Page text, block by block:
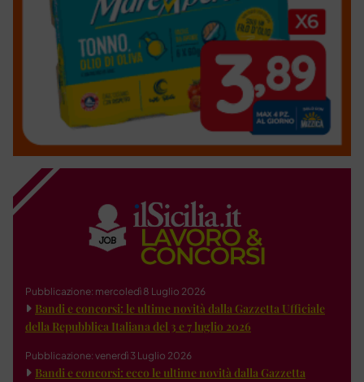
Pubblicazione: mercoledì 8 Luglio 2026
Bandi e concorsi: le ultime novità dalla Gazzetta Ufficiale
della Repubblica Italiana del 3 e 7 luglio 2026
Pubblicazione: venerdì 3 Luglio 2026
Bandi e concorsi: ecco le ultime novità dalla Gazzetta